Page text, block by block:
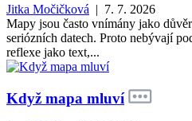
Jitka Močičková | 7. 7. 2026
Mapy jsou často vnímány jako
seriózních datech. Proto nebývají
reflexe jako text,...
Když mapa mluví